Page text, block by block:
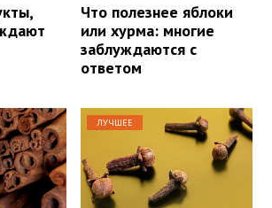
Что полезнее яблоки
или хурма: многие
заблуждаются с
ответом
ЛУЧШЕЕ